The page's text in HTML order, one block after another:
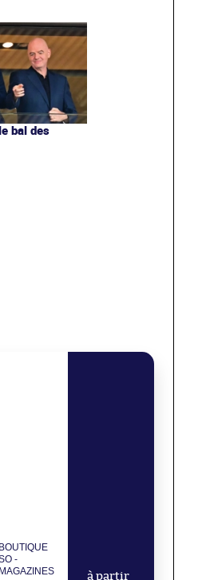
bal des
BOUTIQUE
-
MAGAZINES
à partir